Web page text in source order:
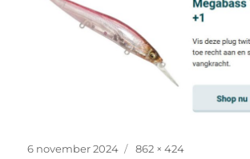
Geplaatst
6 november 2024
Volledige
862 × 424